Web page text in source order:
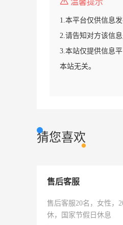
温馨提示
1.本平台仅供信息
2.请告知对方该信
3.本站仅提供信息
本站无关。
猜您喜欢
售后客服
售后客服20名，女性，
休，国家节假日休息